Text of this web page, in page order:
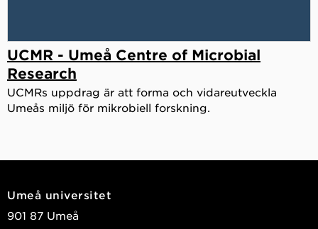
UCMR - Umeå Centre of Microbial
Research
UCMRs uppdrag är att forma och vidareutveckla
Umeås miljö för mikrobiell forskning.
Umeå universitet
901 87 Umeå